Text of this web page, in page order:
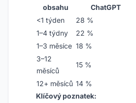
obsahu
ChatGPT
<1 týden
28 %
1–4 týdny
22 %
1–3 měsíce 18 %
3–12
měsíců
15 %
12+ měsíců 14 %
Klíčový poznatek: